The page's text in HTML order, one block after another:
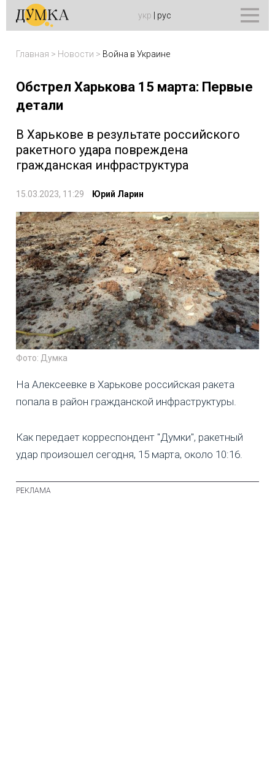
укр рус
Главная > Новости > Война в Украине
Обстрел Харькова 15 марта: Первые
детали
В Харькове в результате российского
ракетного удара повреждена
гражданская инфраструктура
15.03.2023, 11:29 Юрий Ларин
Фото: Думка
На Алексеевке в Харькове российская ракета
попала в район гражданской инфраструктуры.
Как передает корреспондент "Думки", ракетный
удар произошел сегодня, 15 марта, около 10:16.